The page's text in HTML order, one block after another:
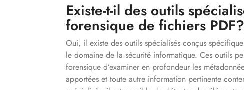
Existe-t-il des outils
forensique de fichiers PDF?
Oui, il existe des outils spécialisés conçus
le domaine de la sécurité informatique. Ces outils
forensique d’examiner en profondeur les
apportées et toute autre information pertinente